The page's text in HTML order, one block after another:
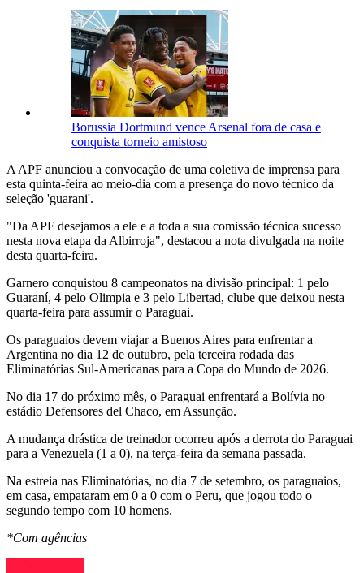
Borussia Dortmund vence Arsenal fora de casa e
conquista torneio amistoso
A APF anunciou a convocação de uma coletiva de imprensa para
esta quinta-feira ao meio-dia com a presença do novo técnico da
seleção 'guarani'.
"Da APF desejamos a ele e a toda a sua comissão técnica sucesso
nesta nova etapa da Albirroja", destacou a nota divulgada na noite
desta quarta-feira.
Garnero conquistou 8 campeonatos na divisão principal: 1 pelo
Guaraní, 4 pelo Olimpia e 3 pelo Libertad, clube que deixou nesta
quarta-feira para assumir o Paraguai.
Os paraguaios devem viajar a Buenos Aires para enfrentar a
Argentina no dia 12 de outubro, pela terceira rodada das
Eliminatórias Sul-Americanas para a Copa do Mundo de 2026.
No dia 17 do próximo mês, o Paraguai enfrentará a Bolívia no
estádio Defensores del Chaco, em Assunção.
A mudança drástica de treinador ocorreu após a derrota do Paraguai
para a Venezuela (1 a 0), na terça-feira da semana passada.
Na estreia nas Eliminatórias, no dia 7 de setembro, os paraguaios,
em casa, empataram em 0 a 0 com o Peru, que jogou todo o
segundo tempo com 10 homens.
*Com agências